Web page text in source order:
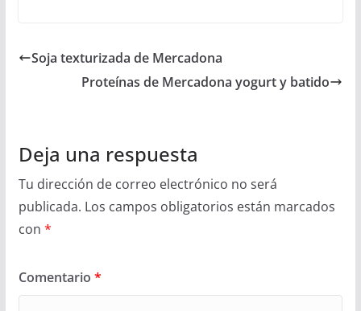
Soja texturizada de Mercadona
Proteínas de Mercadona yogurt y batido
Deja una respuesta
Tu dirección de correo electrónico no será
publicada. Los campos obligatorios están marcados
con *
Comentario *